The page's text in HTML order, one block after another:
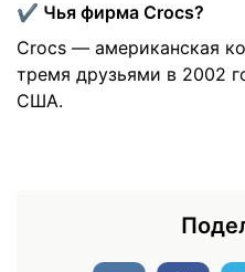
✔️ Чья фирма Crocs?
Crocs — американская
тремя друзьями в 2002
США.